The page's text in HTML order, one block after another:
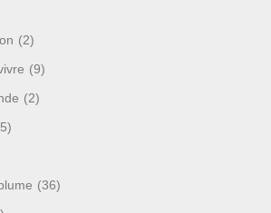
(2)
(9)
(2)
(36)